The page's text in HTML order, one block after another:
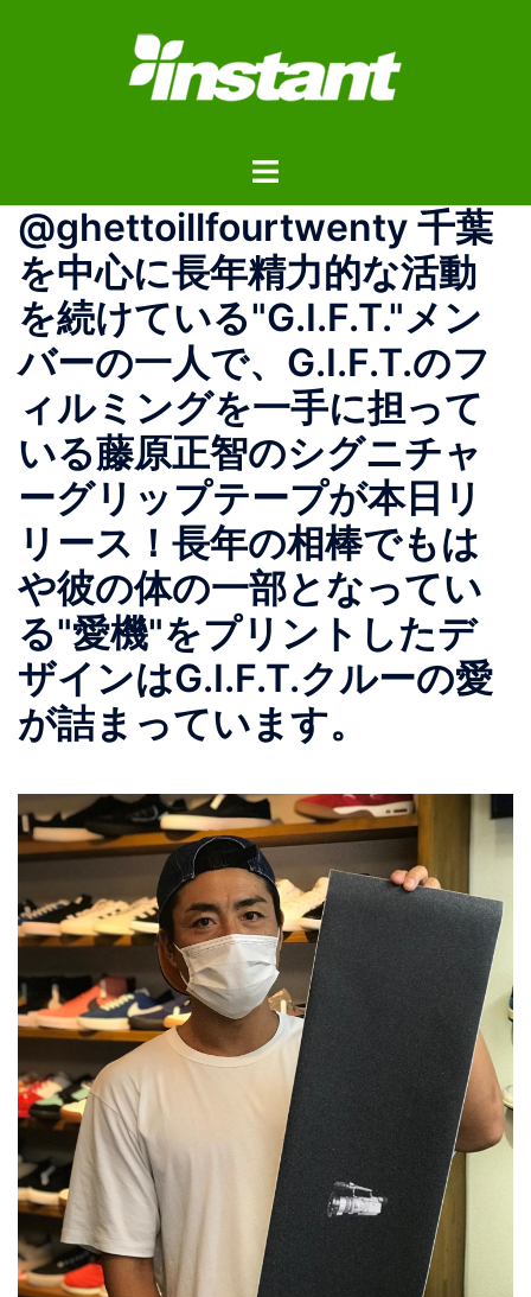
ス
ト
ル
メ
ニ
ュ
@ghettoillfourtwenty 千葉
を中心に長年精力的な活動
を続けている"G.I.F.T."メン
バーの一人で、G.I.F.T.のフ
ィルミングを一手に担って
いる藤原正智のシグニチャ
ーグリップテープが本日リ
リース！長年の相棒でもは
や彼の体の一部となってい
る"愛機"をプリントしたデ
ザインはG.I.F.T.クルーの愛
が詰まっています。